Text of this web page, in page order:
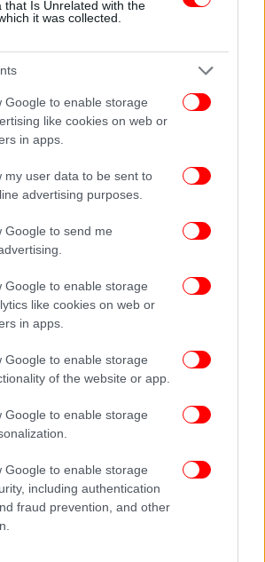
that Is Unrelated with the
it was collected.
Google to enable storage
like cookies on web or
in apps.
my user data to be sent to
advertising purposes.
Google to send me
Google to enable storage
like cookies on web or
in apps.
Google to enable storage
of the website or app.
Google to enable storage
Google to enable storage
including authentication
fraud prevention, and other
παραμένει η ασφάλεια και η
ενώ συνεργαζόμαστε με
φορείς για να
συνεχιζόμενη προστασία τους
της κατάστασης.
9153862) είναι πλοίο
χωρητικότητας
1998, με σημαία Λιβερίας.
πληροφορίες όταν
εξελίξεις».